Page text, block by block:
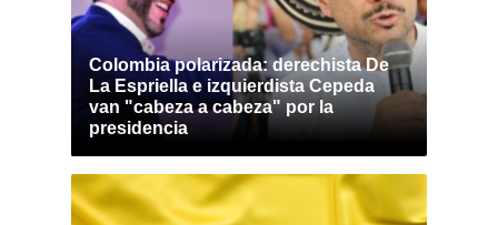
Colombia polarizada: derechista De
La Espriella e izquierdista Cepeda
van "cabeza a cabeza" por la
presidencia